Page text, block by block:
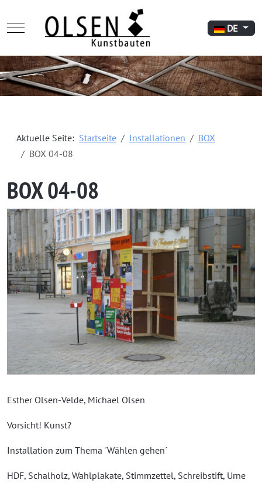
Mobile Menu Toggle Sprache
DE
Aktuelle Seite: Startseite Installationen
BOX
BOX 04-08
BOX 04-08
Esther Olsen-Velde, Michael Olsen
Vorsicht! Kunst?
Installation zum Thema ´Wählen gehen´
HDF, Schalholz, Wahlplakate, Stimmzettel, Schreibstift, Urne